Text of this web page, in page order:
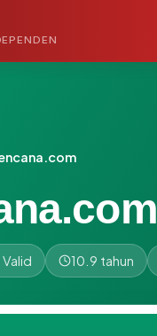
Valid 10.9 tahun